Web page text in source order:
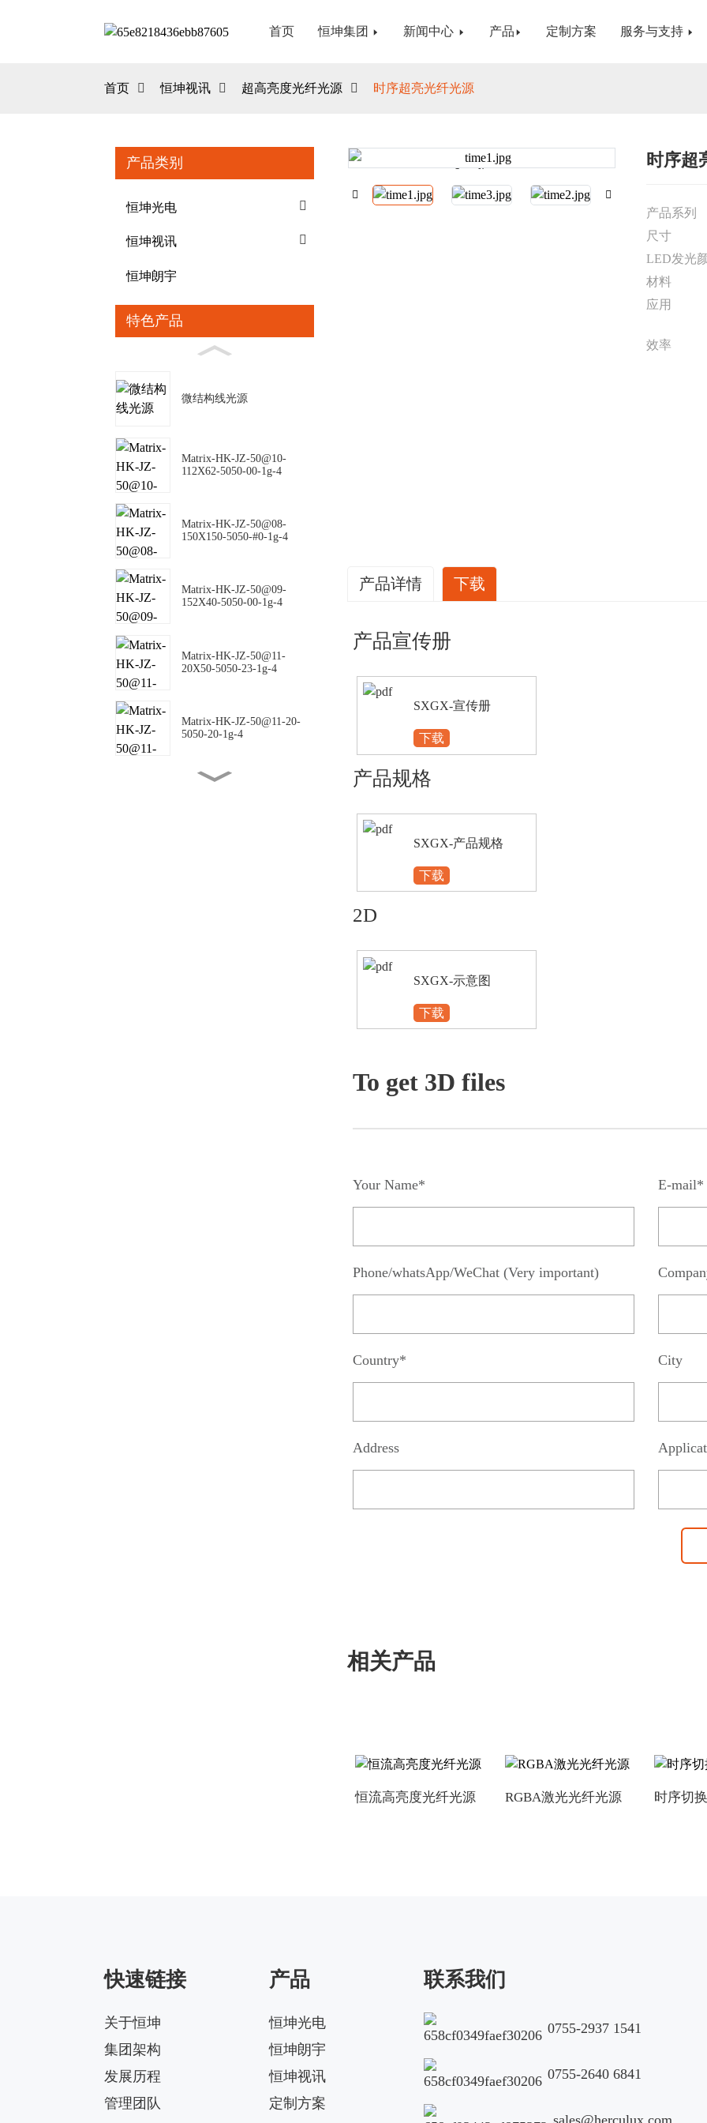
首页 恒坤集团 新闻中心 产品 定制方案 服务与支持
首页 恒坤视讯 超高亮度光纤光源 时序超亮光纤光源
产品类别
恒坤光电
恒坤视讯
恒坤朗宇
特色产品
微结构线光源
Matrix-HK-JZ-50@10-
112X62-5050-00-1g-4
Matrix-HK-JZ-50@08-
150X150-5050-#0-1g-4
Matrix-HK-JZ-50@09-
152X40-5050-00-1g-4
Matrix-HK-JZ-50@11-
20X50-5050-23-1g-4
Matrix-HK-JZ-50@11-20-
5050-20-1g-4
Loading...
Loading... Loading...
Loading...
时序超
产品系列
尺寸
LED发光
材料
应用
效率
产品详情 下载
产品宣传册
SXGX-宣传册
下载
产品规格
SXGX-产品规格
下载
2D
SXGX-示意图
下载
To get 3D files
Your Name* E-mail*
Phone/whatsApp/WeChat (Very important)
Country* City
Address
相关产品
恒流高亮度光纤光源 RGBA激光光纤光源 时序切
快速链接
关于恒坤
集团架构
发展历程
管理团队
产品
恒坤光电
恒坤朗宇
恒坤视讯
定制方案
联系我们
0755-2937 1541
0755-2640 6841
sales@herculux.com